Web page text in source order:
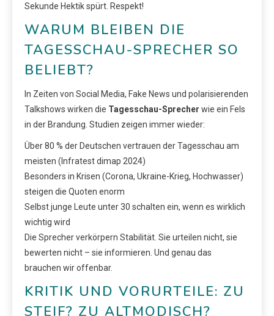
Sekunde Hektik spürt. Respekt!
WARUM BLEIBEN DIE
TAGESSCHAU-SPRECHER SO
BELIEBT?
In Zeiten von Social Media, Fake News und polarisierenden
Talkshows wirken die Tagesschau-Sprecher wie ein Fels
in der Brandung. Studien zeigen immer wieder:
Über 80 % der Deutschen vertrauen der Tagesschau am
meisten (Infratest dimap 2024)
Besonders in Krisen (Corona, Ukraine-Krieg, Hochwasser)
steigen die Quoten enorm
Selbst junge Leute unter 30 schalten ein, wenn es wirklich
wichtig wird
Die Sprecher verkörpern Stabilität. Sie urteilen nicht, sie
bewerten nicht – sie informieren. Und genau das
brauchen wir offenbar.
KRITIK UND VORURTEILE: ZU
STEIF? ZU ALTMODISCH?